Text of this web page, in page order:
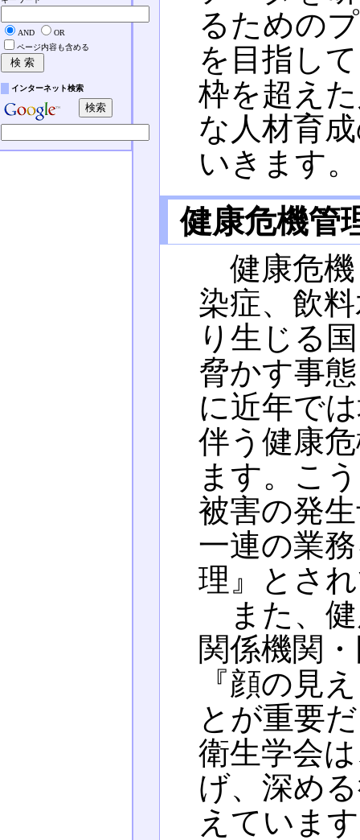
るための
を目指し
枠を超え
な人材育
いきます。
健康危機管
健康危機
染症、飲
り生じる
脅かす事
に近年で
伴う健康
ます。こ
被害の発
一連の業
理』とさ
また、健
関係機関
『顔の見
とが重要
衛生学会
げ、深め
えていま
AND
OR
ページ内容も含める
インターネット検索